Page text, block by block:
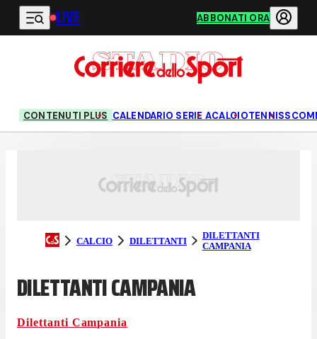
Vai al contenuto principale
LIVE ABBONATI ORA
CONTENUTI PLUS CALENDARIO SERIE ACALCIOTENNIS
CALCIO DILETTANTI
DILETTANTI
CAMPANIA
DILETTANTI CAMPANIA
Dilettanti Campania